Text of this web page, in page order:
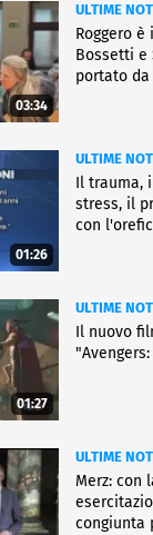
03:34
ULTIME
Roggero è
Bossetti e
portato da
01:26
ULTIME
Il trauma,
stress, il
con
01:27
ULTIME
Il nuovo
ULTIME
Merz: con
congiunta